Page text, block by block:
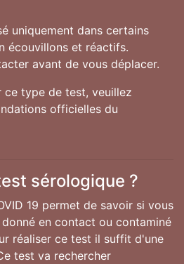
uniquement dans certains
écouvillons et réactifs.
avant de vous déplacer.
ce type de test, veuillez
officielles du
sérologique ?
19 permet de savoir si vous
en contact ou contaminé
réaliser ce test il suffit d'une
test va rechercher